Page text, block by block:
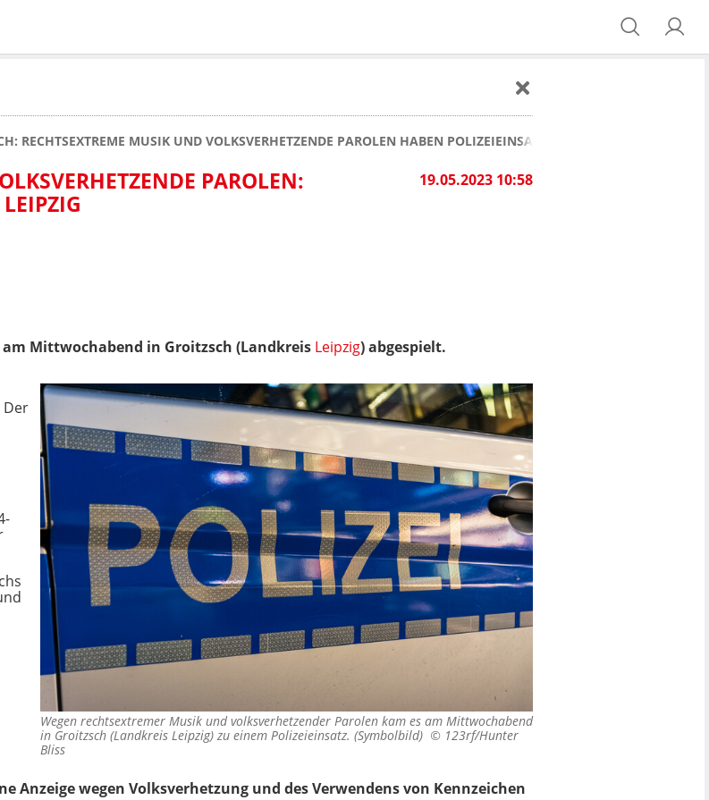
RECHTSEXTREME MUSIK UND VOLKSVERHETZENDE PAROLEN HABEN POLIZEIEINSATZ ZUR FOLGE
19.05.2023 10:58
PAROLEN:
am Mittwochabend in Groitzsch (Landkreis Leipzig) abgespielt.
Wegen rechtsextremer Musik und volksverhetzender Parolen kam es am Mittwochabend
in Groitzsch (Landkreis Leipzig) zu einem Polizeieinsatz. (Symbolbild) © 123rf/Hunter
Bliss
Der
Anzeige wegen Volksverhetzung und des Verwendens von Kennzeichen